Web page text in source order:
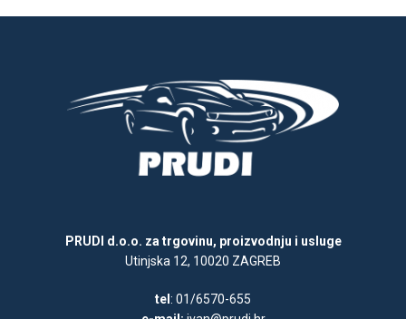
PRUDI d.o.o. za trgovinu, proizvodnju i usluge
Utinjska 12, 10020 ZAGREB
tel : 01/6570-655